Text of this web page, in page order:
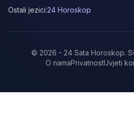
Ostali jezici:24 Horoskop
© 2026 - 24 Sata Horoskop.
O namaPrivatnostUvjeti